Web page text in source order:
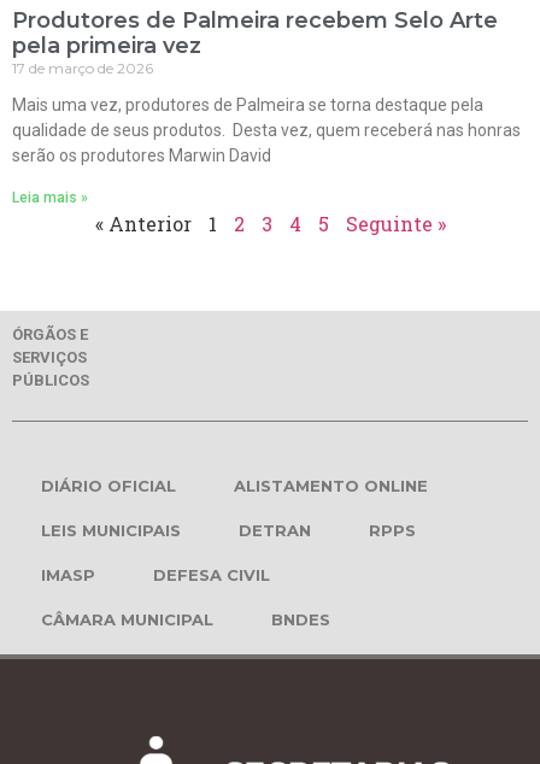
Produtores de Palmeira recebem Selo Arte
pela primeira vez
17 de março de 2026
Mais uma vez, produtores de Palmeira se torna destaque pela
qualidade de seus produtos. Desta vez, quem receberá nas honras
serão os produtores Marwin David
Leia mais »
« Anterior 1 2 3 4 5 Seguinte »
ÓRGÃOS E
SERVIÇOS
PÚBLICOS
DIÁRIO OFICIAL ALISTAMENTO ONLINE
LEIS MUNICIPAIS DETRAN RPPS
IMASP DEFESA CIVIL
CÂMARA MUNICIPAL BNDES